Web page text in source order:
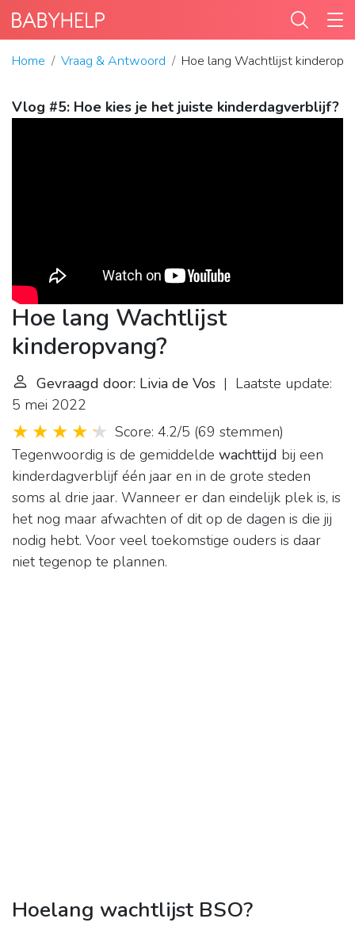
Home Vraag & Antwoord Hoe lang Wachtlijst
Vlog #5: Hoe kies je het juiste kinderdagverblijf?
Hoe lang Wachtlijst
kinderopvang?
Gevraagd door: Livia de Vos | Laatste update:
5 mei 2022
Score: 4.2/5 (69 stemmen)
Tegenwoordig is de gemiddelde wachttijd bij een
kinderdagverblijf één jaar en in de grote steden
soms al drie jaar. Wanneer er dan eindelijk plek is, is
het nog maar afwachten of dit op de dagen is die jij
nodig hebt. Voor veel toekomstige ouders is daar
niet tegenop te plannen.
Hoelang wachtlijst BSO?